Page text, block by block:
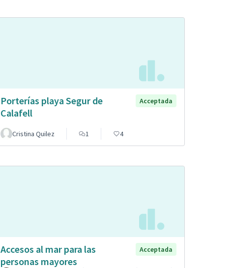
Porterías playa Segur de
Calafell
Acceptada
Cristina Quilez 1 4
Accesos al mar para las
personas mayores
Acceptada